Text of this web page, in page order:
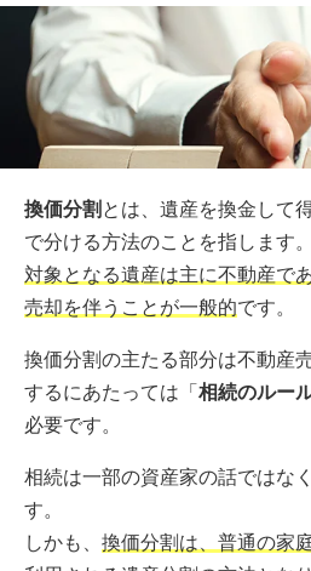
換価分割 とは、遺産を換金して
で分ける方法のことを指します。
対象となる遺産は主に不動産で
売却を伴うことが一般的です。
換価分割の主たる部分は不動産
するにあたっては「 相続のルー
必要です。
相続は一部の資産家の話ではな
す。
しかも、 換価分割は、普通の家